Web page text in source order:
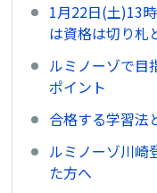
1月22日(土)13
は資格は切り札
ルミノーゾで目
ポイント
合格する学習法
ルミノーゾ川崎
た方へ